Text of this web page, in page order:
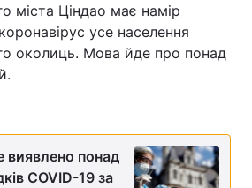
міста Ціндао має намір
усе населення
околиць. Мова йде про понад
виявлено понад
COVID-19 за